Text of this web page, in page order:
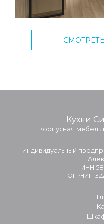
Кухни
Корпусная мебель
Индивидуальный
ИНН
ОГРНИП